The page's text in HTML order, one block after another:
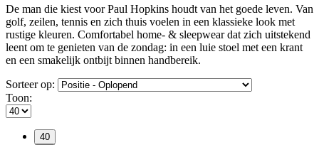
De man die kiest voor Paul Hopkins houdt van het goede leven. Van
golf, zeilen, tennis en zich thuis voelen in een klassieke look met
rustige kleuren. Comfortabel home- & sleepwear dat zich uitstekend
leent om te genieten van de zondag: in een luie stoel met een krant
en een smakelijk ontbijt binnen handbereik.
Sorteer op:
Toon:
40